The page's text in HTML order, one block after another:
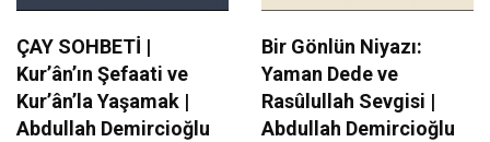
ÇAY SOHBETİ |
Kur’ân’ın Şefaati ve
Kur’ân’la Yaşamak |
Abdullah Demircioğlu
Bir Gönlün Niyazı:
Yaman Dede ve
Rasûlullah Sevgisi |
Abdullah Demircioğlu